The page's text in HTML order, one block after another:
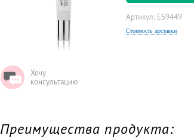
Хочу
консультацию
Артикул: ES9449
Стоимость доставки
Преимущества продукта: